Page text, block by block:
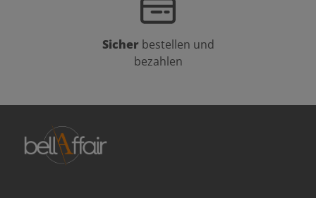
Sicher bestellen und
bezahlen